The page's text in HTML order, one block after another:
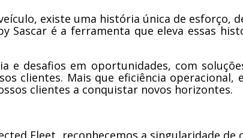
existe uma história única de esforço,
Sascar é a ferramenta que eleva essas
e desafios em oportunidades, com
clientes. Mais que eficiência operacional,
clientes a conquistar novos horizontes.
Fleet, reconhecemos a singularidade de